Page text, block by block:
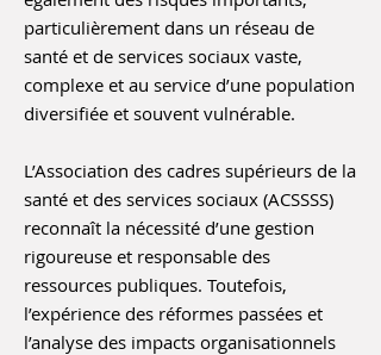
particulièrement dans un réseau de
santé et de services sociaux vaste,
complexe et au service d’une population
diversifiée et souvent vulnérable.
L’Association des cadres supérieurs de la
santé et des services sociaux (ACSSSS)
reconnaît la nécessité d’une gestion
rigoureuse et responsable des
ressources publiques. Toutefois,
l’expérience des réformes passées et
l’analyse des impacts organisationnels